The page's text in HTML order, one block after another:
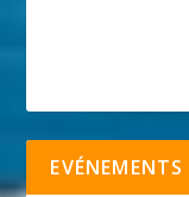
EVÉNEMENTS